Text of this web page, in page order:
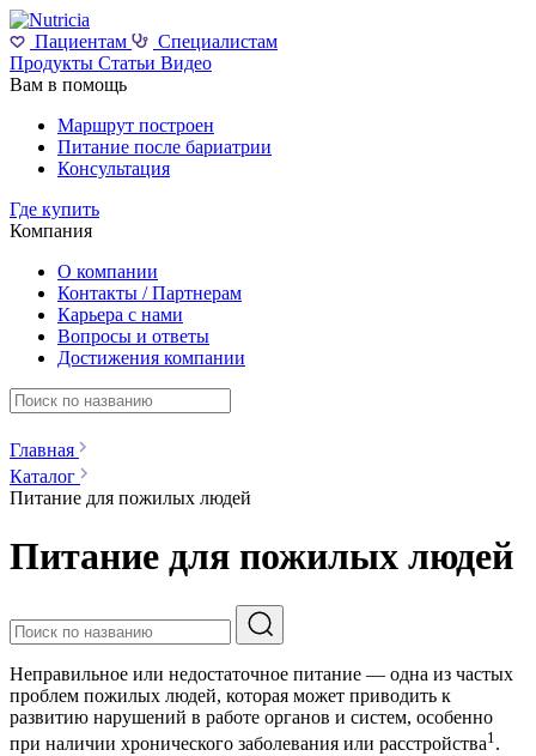
Пациентам
Специалистам
Продукты Статьи Видео
Вам в помощь
Маршрут построен
Питание после бариатрии
Консультация
Где купить
Компания
О компании
Контакты / Партнерам
Карьера с нами
Вопросы и ответы
Достижения компании
Главная
Каталог
Питание для пожилых людей
Питание для пожилых людей
Неправильное или недостаточное питание — одна из частых
проблем пожилых людей, которая может приводить к
развитию нарушений в работе органов и систем, особенно
при наличии хронического заболевания или расстройства1 .